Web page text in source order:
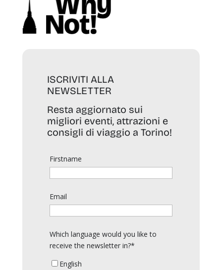
ISCRIVITI ALLA
NEWSLETTER
Resta aggiornato sui
migliori eventi, attrazioni e
consigli di viaggio a Torino!
Firstname
Email
Which language would you like to
receive the newsletter in?*
English